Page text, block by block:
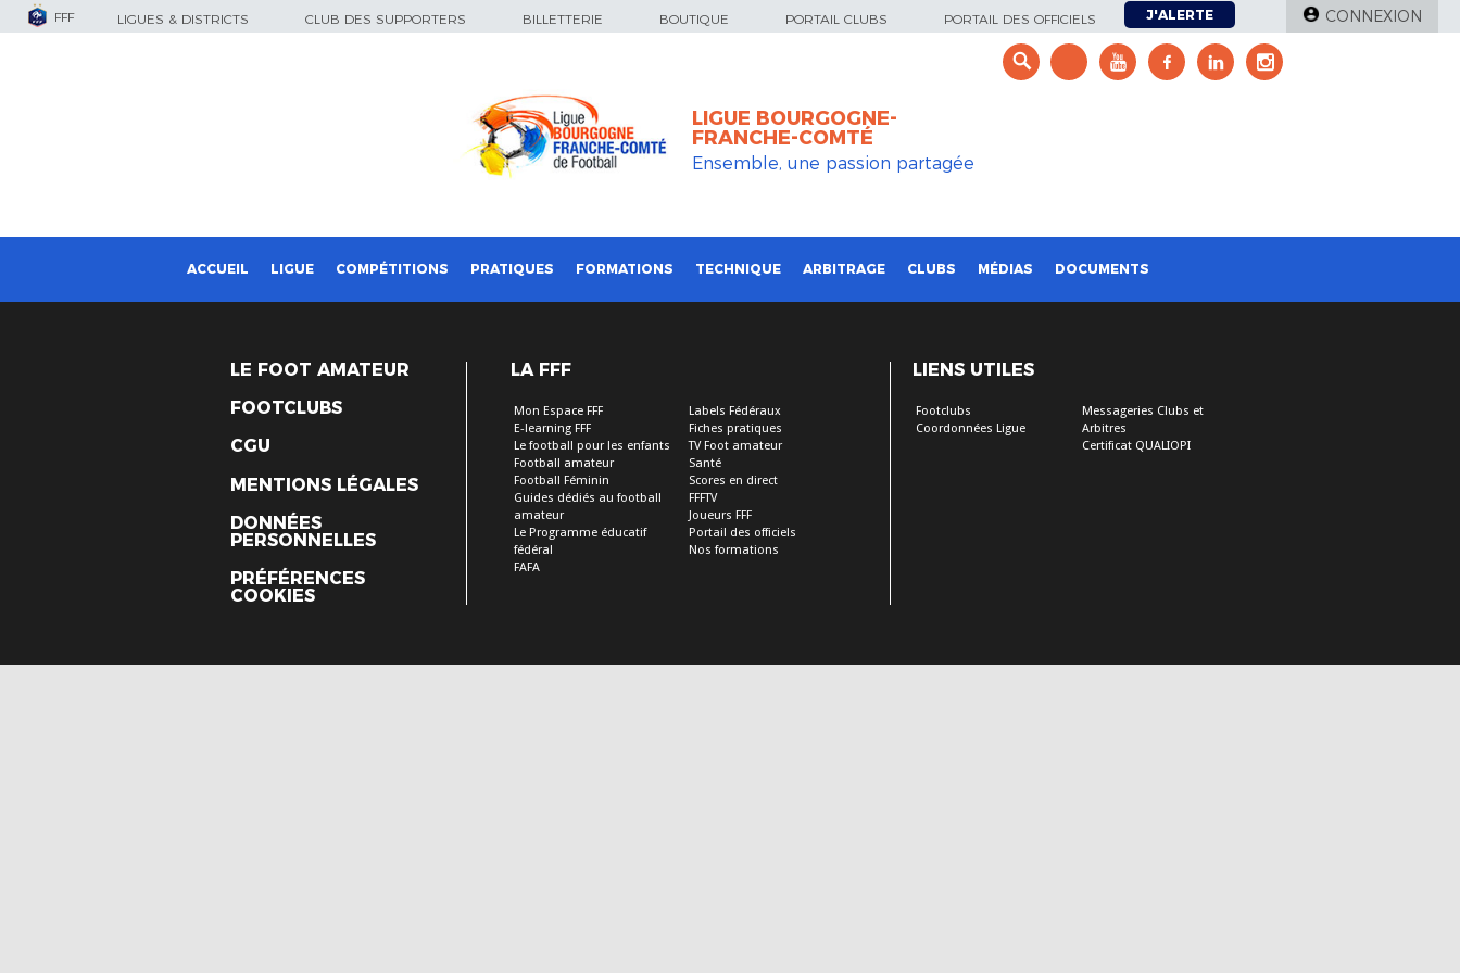
FFF LIGUES & DISTRICTS CLUB DES SUPPORTERS BILLETTERIE BOUTIQUE PORTAIL CLUBS PORTAIL DES OFFICIELS J'ALERTE CONNEXION
LIGUE BOURGOGNE-
FRANCHE-COMTÉ
Ensemble, une passion partagée
ACCUEIL LIGUE COMPÉTITIONS PRATIQUES FORMATIONS TECHNIQUE ARBITRAGE CLUBS MÉDIAS DOCUMENTS
LE FOOT AMATEUR
FOOTCLUBS
CGU
MENTIONS LÉGALES
DONNÉES
PERSONNELLES
PRÉFÉRENCES
COOKIES
LA FFF
Mon Espace FFF
E-learning FFF
Le football pour les enfants
Football amateur
Football Féminin
Guides dédiés au football
amateur
Le Programme éducatif
fédéral
FAFA
Labels Fédéraux
Fiches pratiques
TV Foot amateur
Santé
Scores en direct
FFFTV
Joueurs FFF
Portail des officiels
Nos formations
LIENS UTILES
Footclubs
Coordonnées Ligue
Messageries Clubs et
Arbitres
Certificat QUALIOPI